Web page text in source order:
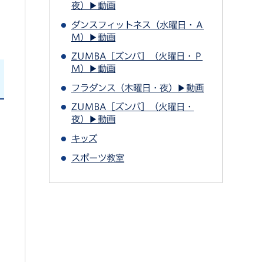
夜）▶動画
ダンスフィットネス（水曜日・Ａ
Ｍ）▶動画
ZUMBA［ズンバ］（火曜日・Ｐ
Ｍ）▶動画
フラダンス（木曜日・夜）▶動画
ZUMBA［ズンバ］（火曜日・
夜）▶動画
キッズ
スポーツ教室